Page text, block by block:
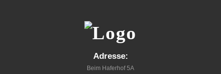
Adresse:
Beim Haferhof 5A